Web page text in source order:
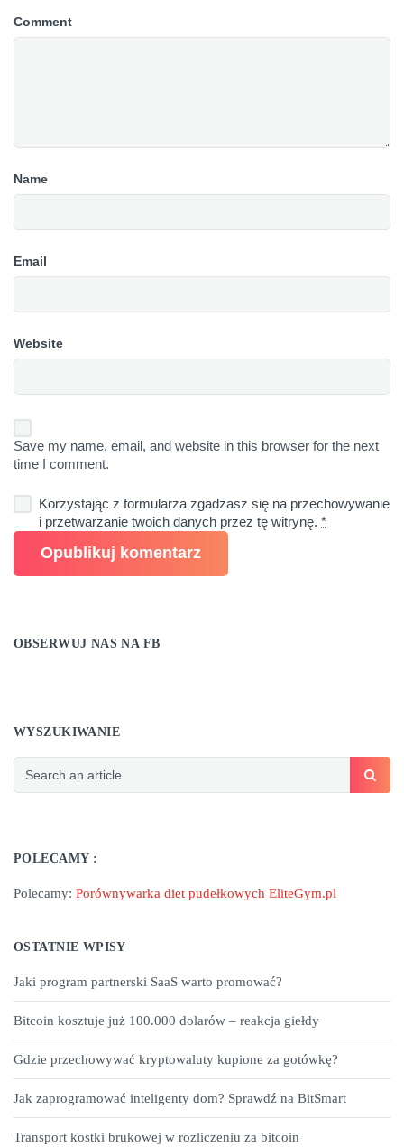
Comment
Name
Email
Website
Save my name, email, and website in this browser for the next
time I comment.
Korzystając z formularza zgadzasz się na przechowywanie
i przetwarzanie twoich danych przez tę witrynę. *
OBSERWUJ NAS NA FB
WYSZUKIWANIE
POLECAMY :
Polecamy: Porównywarka diet pudełkowych EliteGym.pl
OSTATNIE WPISY
Jaki program partnerski SaaS warto promować?
Bitcoin kosztuje już 100.000 dolarów – reakcja giełdy
Gdzie przechowywać kryptowaluty kupione za gotówkę?
Jak zaprogramować inteligenty dom? Sprawdź na BitSmart
Transport kostki brukowej w rozliczeniu za bitcoin